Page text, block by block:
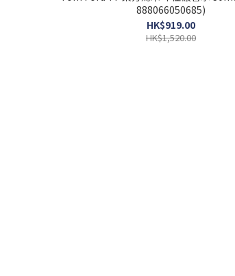
888066050685)
HK$919.00
HK$1,520.00